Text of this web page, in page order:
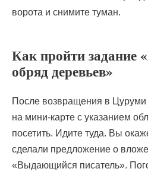
ворота и снимите туман.
Как пройти задание
обряд деревьев»
После возвращения в Цуруми
на мини-карте с указанием
посетить. Идите туда. Вы
сделали предложение о
«Выдающийся писатель».